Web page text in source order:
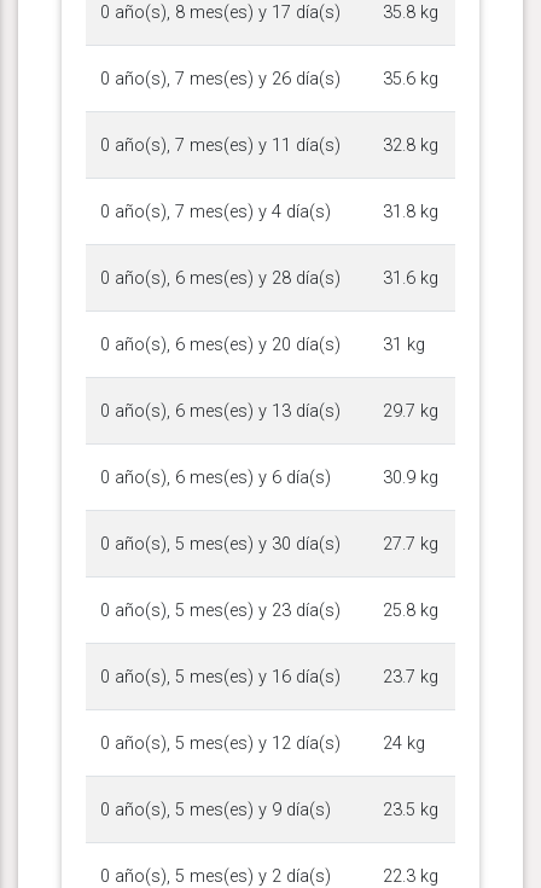
0 año(s), 8 mes(es) y 17 día(s) 35.8 kg
0 año(s), 7 mes(es) y 26 día(s) 35.6 kg
0 año(s), 7 mes(es) y 11 día(s) 32.8 kg
0 año(s), 7 mes(es) y 4 día(s) 31.8 kg
0 año(s), 6 mes(es) y 28 día(s) 31.6 kg
0 año(s), 6 mes(es) y 20 día(s) 31 kg
0 año(s), 6 mes(es) y 13 día(s) 29.7 kg
0 año(s), 6 mes(es) y 6 día(s) 30.9 kg
0 año(s), 5 mes(es) y 30 día(s) 27.7 kg
0 año(s), 5 mes(es) y 23 día(s) 25.8 kg
0 año(s), 5 mes(es) y 16 día(s) 23.7 kg
0 año(s), 5 mes(es) y 12 día(s) 24 kg
0 año(s), 5 mes(es) y 9 día(s) 23.5 kg
0 año(s), 5 mes(es) y 2 día(s) 22.3 kg